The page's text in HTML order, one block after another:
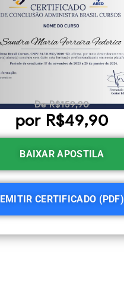
De R$159,90
por R$49,90
BAIXAR APOSTILA
EMITIR CERTIFICADO (PDF)